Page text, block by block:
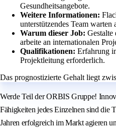
Gesundheitsangebote.
Weitere Informationen:
unterstützendes Team warten
Warum dieser Job:
arbeite an internationalen
Qualifikationen: Erfahrung
Projektleitung erforderlich.
Das prognostizierte Gehalt liegt
Werde Teil der ORBIS Gruppe!
Fähigkeiten jedes Einzelnen sind die
Jahren erfolgreich im Markt agieren